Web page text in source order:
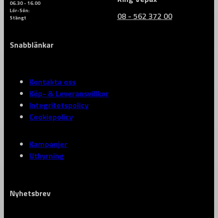
06.30 - 16.00
Lör-Sön:
Stängt
08 - 562 372 00
Snabblänkar
Kontakta oss
Köp- & Leveransvillkor
Integritetspolicy
Cookiepolicy
Kampanjer
Uthyrning
Nyhetsbrev